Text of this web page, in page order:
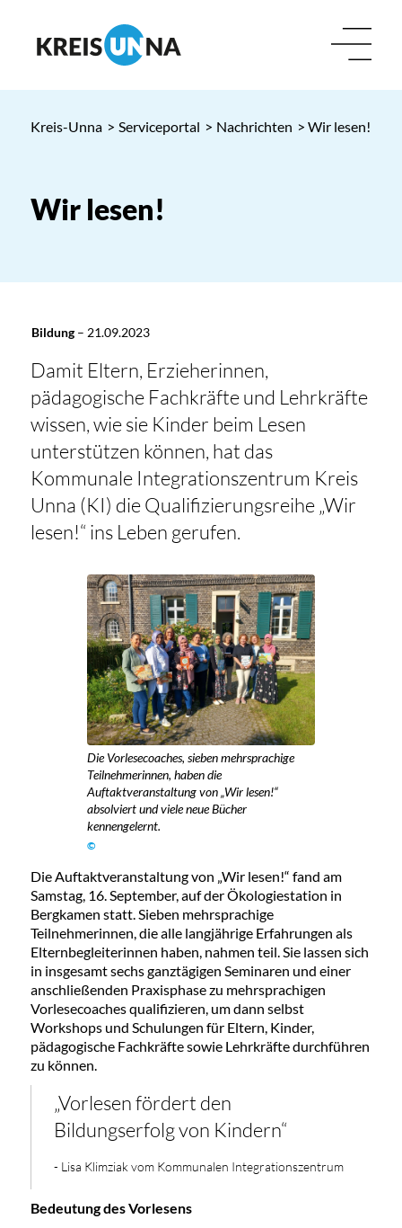
Kreis-Unna > Serviceportal > Nachrichten > Wir lesen!
Wir lesen!
Bildung– 21.09.2023
Damit Eltern, Erzieherinnen,
pädagogische Fachkräfte und Lehrkräfte
wissen, wie sie Kinder beim Lesen
unterstützen können, hat das
Kommunale Integrationszentrum Kreis
Unna (KI) die Qualifizierungsreihe „Wir
lesen!“ ins Leben gerufen.
Die Vorlesecoaches, sieben mehrsprachige
Teilnehmerinnen, haben die
Auftaktveranstaltung von „Wir lesen!“
absolviert und viele neue Bücher
kennengelernt.
©
Die Auftaktveranstaltung von „Wir lesen!“ fand am
Samstag, 16. September, auf der Ökologiestation in
Bergkamen statt. Sieben mehrsprachige
Teilnehmerinnen, die alle langjährige Erfahrungen als
Elternbegleiterinnen haben, nahmen teil. Sie lassen sich
in insgesamt sechs ganztägigen Seminaren und einer
anschließenden Praxisphase zu mehrsprachigen
Vorlesecoaches qualifizieren, um dann selbst
Workshops und Schulungen für Eltern, Kinder,
pädagogische Fachkräfte sowie Lehrkräfte durchführen
zu können.
„Vorlesen fördert den
Bildungserfolg von Kindern“
- Lisa Klimziak vom Kommunalen Integrationszentrum
Bedeutung des Vorlesens